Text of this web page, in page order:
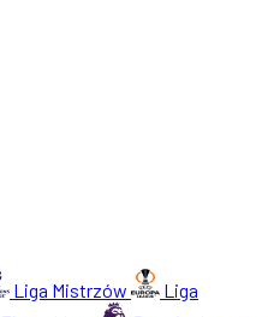
Liga Mistrzów
Liga